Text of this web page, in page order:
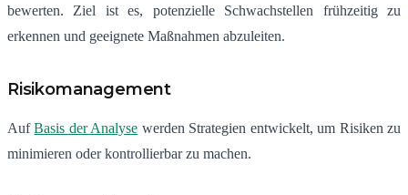
bewerten. Ziel ist es, potenzielle Schwachstellen frühzeitig zu
erkennen und geeignete Maßnahmen abzuleiten.
Risikomanagement
AufBasis der Analyse werden Strategien entwickelt, um Risiken zu
minimieren oder kontrollierbar zu machen.